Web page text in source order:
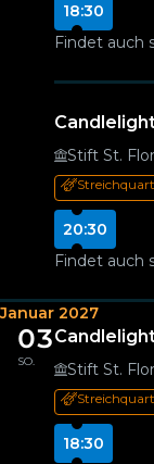
18:30
Findet auch
Stift St.
20:30
Findet auch
Januar 2027
03
SO. Stift St.
18:30